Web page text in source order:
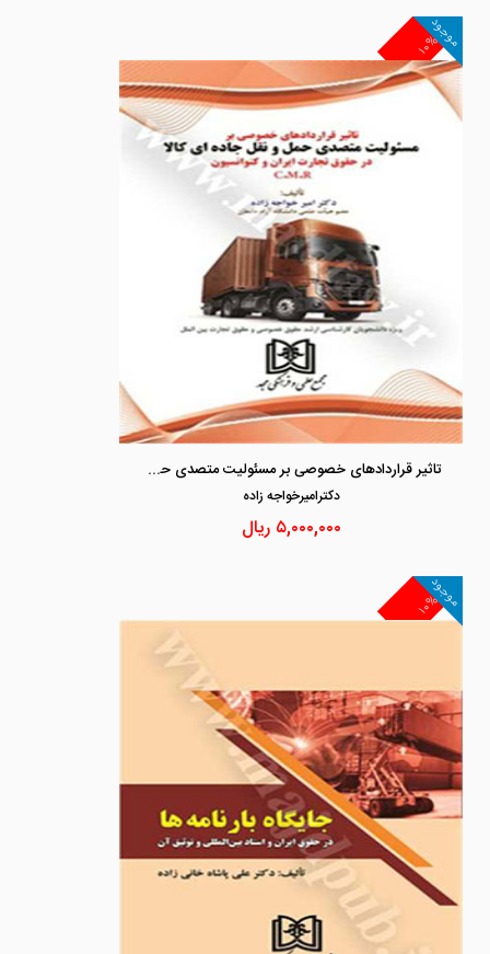
۱۰%
موجود
تاثیر قراردادهای خصوصی بر مسئولیت متصدی حمل و نقل جاده ای کالا در حقوق تجارت ایران و کنوانسیون C.M.R
دكتراميرخواجه زاده
۵,۰۰۰,۰۰۰ ریال
۱۰%
موجود